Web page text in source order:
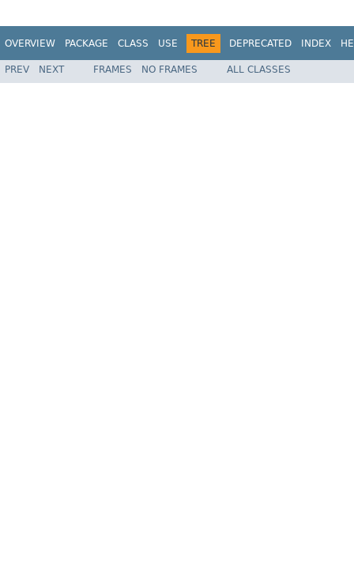
OVERVIEW PACKAGE CLASS USE TREE DEPRECATED INDEX
PREV NEXT FRAMES NO FRAMES ALL CLASSES